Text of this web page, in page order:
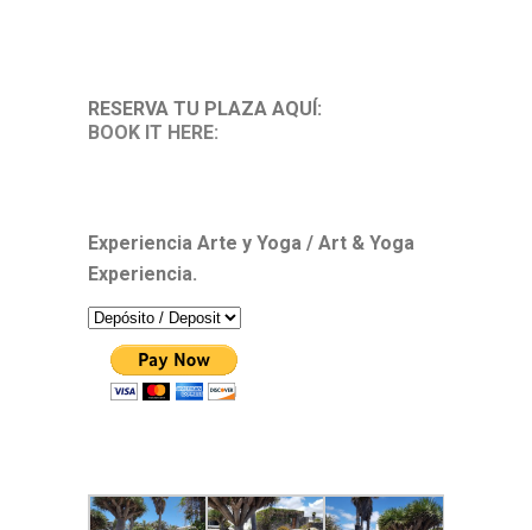
RESERVA TU PLAZA AQUÍ:
BOOK IT HERE:
Experiencia Arte y Yoga / Art & Yoga
Experiencia.